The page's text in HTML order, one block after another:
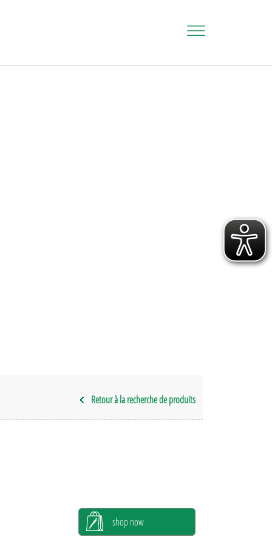
Retour à la recherche de produits
shop now